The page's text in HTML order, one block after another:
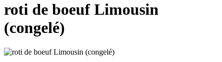
roti de boeuf Limousin
(congelé)